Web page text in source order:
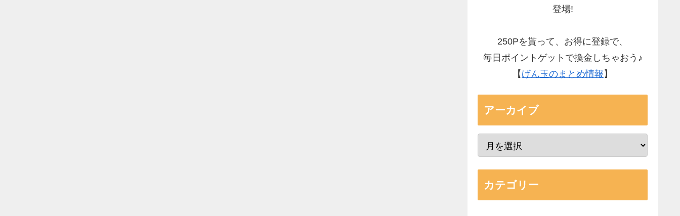
登場!
250Pを貰って、お得に登録で、
毎日ポイントゲットで換金しちゃおう♪
【 げん玉のまとめ情報 】
アーカイブ
カテゴリー